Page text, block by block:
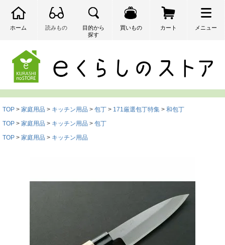
ホーム 読みもの
目的から
探す
買いもの カート メニュー
TOP 家庭用品 キッチン用品 包丁 171厳選包丁特集
和包丁
TOP
家庭用品 キッチン用品
包丁
TOP
家庭用品 キッチン用品